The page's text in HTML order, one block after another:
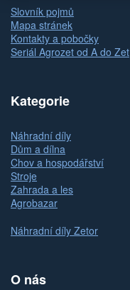
Slovník pojmů
Mapa stránek
Kontakty a pobočky
Seriál Agrozet od A do Zet
Kategorie
Náhradní díly
Dům a dílna
Chov a hospodářství
Stroje
Zahrada a les
Agrobazar
Náhradní díly Zetor
O nás